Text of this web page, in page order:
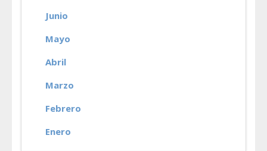
Junio
Mayo
Abril
Marzo
Febrero
Enero